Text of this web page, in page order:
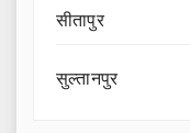
सीतापुर
सुल्तानपुर